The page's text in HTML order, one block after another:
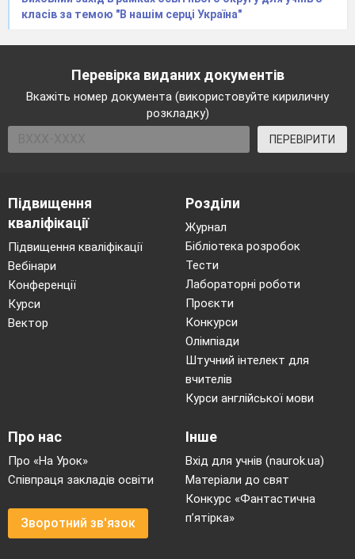
класів за темою "В нашім серці Україна"
Перевірка виданих документів
Вкажіть номер документа (використовуйте кириличну
розкладку)
ПЕРЕВІРИТИ
Підвищення
кваліфікації
Підвищення кваліфікації
Вебінари
Конференції
Курси
Вектор
Розділи
Журнал
Бібліотека розробок
Тести
Лабораторні роботи
Проєкти
Конкурси
Олімпіади
Штучний інтелект для
вчителів
Курси англійської мови
Про нас
Про «На Урок»
Співпраця закладів освіти
Зворотний зв'язок
Інше
Вхід для учнів (naurok.ua)
Матеріали до свят
Конкурс «Фантастична
п’ятірка»